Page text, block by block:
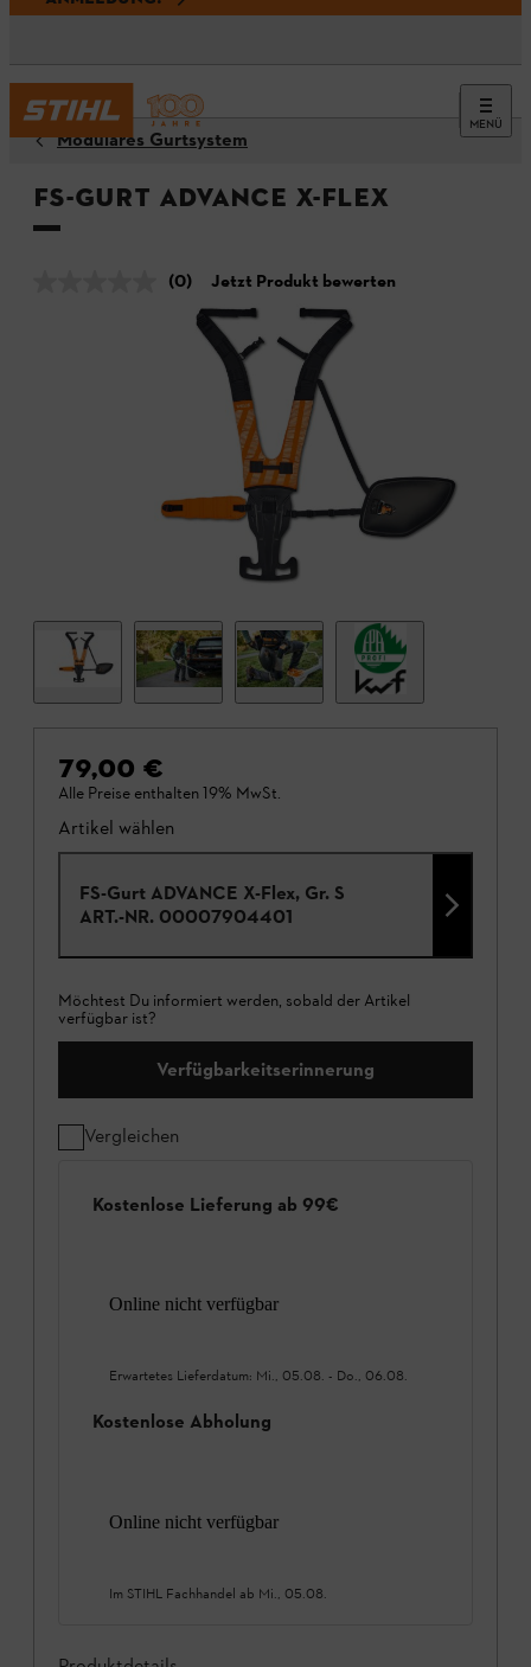
MENÜ
Modulares Gurtsystem
FS-Gurt ADVANCE X-Flex
(0) Jetzt Produkt bewerten
79,00 €
Alle Preise enthalten 19% MwSt.
Artikel wählen
FS-Gurt ADVANCE X-Flex, Gr. S
ART.-NR. 00007904401
Möchtest Du informiert werden, sobald der Artikel
verfügbar ist?
Verfügbarkeitserinnerung
Vergleichen
Kostenlose Lieferung ab 99€
Online nicht verfügbar
Erwartetes Lieferdatum: Mi., 05.08. - Do., 06.08.
Kostenlose Abholung
Online nicht verfügbar
Im STIHL Fachhandel ab Mi., 05.08.